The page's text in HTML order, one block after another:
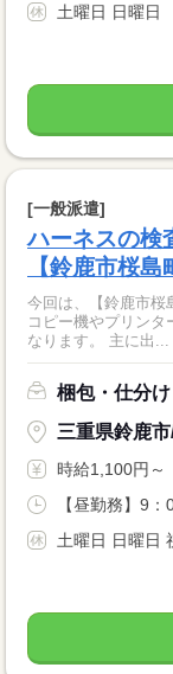
土曜日 日曜日
[一般派遣]
ハーネスの
【鈴鹿市桜島
今回は、【鈴鹿市桜
コピー機やプリン
なります。 主に出...
梱包・仕分
三重県鈴鹿市
時給1,100円～
【昼勤務】9
土曜日 日曜日